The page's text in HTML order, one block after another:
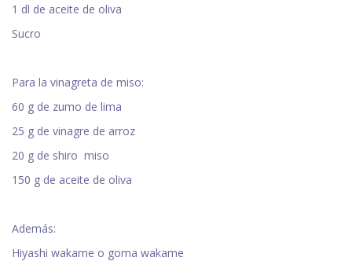
1 dl de aceite de oliva
Sucro
Para la vinagreta de miso:
60 g de zumo de lima
25 g de vinagre de arroz
20 g de shiro miso
150 g de aceite de oliva
Además:
Hiyashi wakame o goma wakame